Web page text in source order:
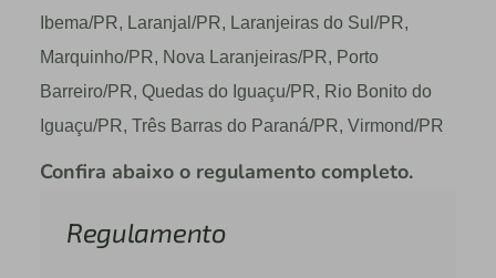
Ibema/PR, Laranjal/PR, Laranjeiras do Sul/PR,
Marquinho/PR, Nova Laranjeiras/PR, Porto
Barreiro/PR, Quedas do Iguaçu/PR, Rio Bonito do
Iguaçu/PR, Três Barras do Paraná/PR, Virmond/PR
Confira abaixo o regulamento completo.
Regulamento